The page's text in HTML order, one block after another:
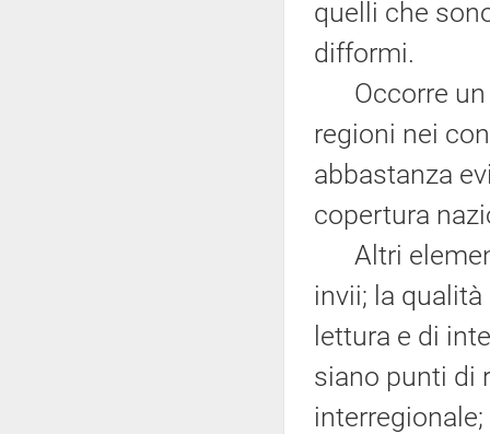
quelli che
difformi.
Occorre un
regioni nei
abbastanza
copertura
Altri
invii; la
lettura e di
siano punti di